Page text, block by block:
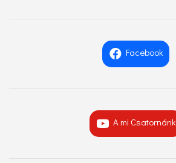
Facebook
A mi Csatornánk